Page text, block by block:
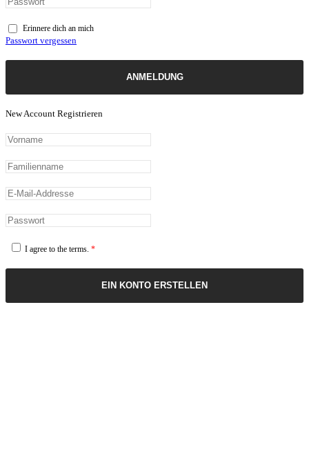
Erinnere dich an mich
Passwort vergessen
ANMELDUNG
New Account Registrieren
I agree to the terms. *
EIN KONTO ERSTELLEN